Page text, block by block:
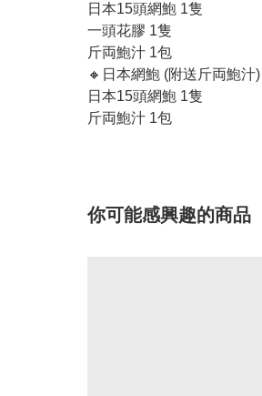
日本15頭網鮑 1隻
一頭花膠 1隻
斤両鮑汁 1包
🔸日本網鮑 (附送斤両鮑汁)
日本15頭網鮑 1隻
斤両鮑汁 1包
你可能感興趣的商品